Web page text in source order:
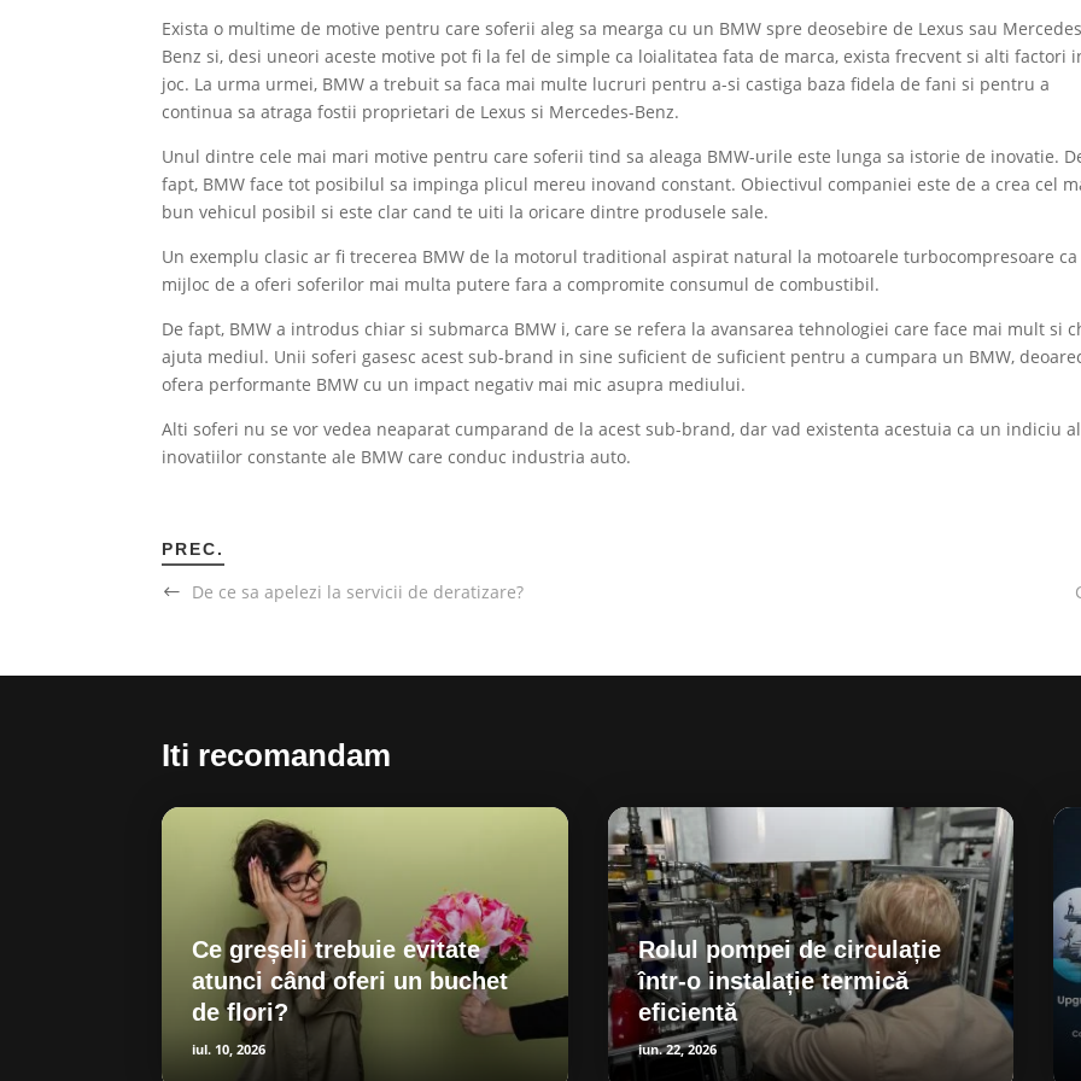
Exista o multime de motive pentru care soferii aleg sa mearga cu un BMW spre deosebire de Lexus sau
Benz si, desi uneori aceste motive pot fi la fel de simple ca loialitatea fata de marca, exista frecvent si alti factori
joc. La urma urmei, BMW a trebuit sa faca mai multe lucruri pentru a-si castiga baza fidela de fani si pentru a
continua sa atraga fostii proprietari de Lexus si Mercedes-Benz.
Unul dintre cele mai mari motive pentru care soferii tind sa aleaga BMW-urile este lunga sa istorie de inovatie.
fapt, BMW face tot posibilul sa impinga plicul mereu inovand constant. Obiectivul companiei este de a crea cel
bun vehicul posibil si este clar cand te uiti la oricare dintre produsele sale.
Un exemplu clasic ar fi trecerea BMW de la motorul traditional aspirat natural la motoarele turbocompresoare ca
mijloc de a oferi soferilor mai multa putere fara a compromite consumul de combustibil.
De fapt, BMW a introdus chiar si submarca BMW i, care se refera la avansarea tehnologiei care face mai mult si
ajuta mediul. Unii soferi gasesc acest sub-brand in sine suficient de suficient pentru a cumpara un BMW,
ofera performante BMW cu un impact negativ mai mic asupra mediului.
Alti soferi nu se vor vedea neaparat cumparand de la acest sub-brand, dar vad existenta acestuia ca un indiciu al
inovatiilor constante ale BMW care conduc industria auto.
PREC.
De ce sa apelezi la servicii de deratizare?
Iti recomandam
Ce greșeli trebuie evitate
atunci când oferi un buchet
de flori?
iul. 10, 2026
Rolul pompei de circulație
într-o instalație termică
eficientă
iun. 22, 2026